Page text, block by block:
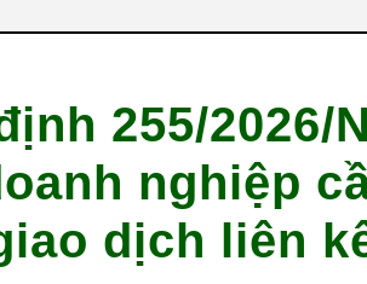
255/2026/
nghiệp
dịch liên